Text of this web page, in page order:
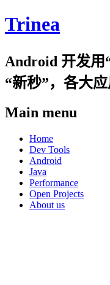
Trinea
Android 开发用
“新秒”，各大
Main menu
Skip
content
Home
Dev Tools
Android
Java
Performance
Open Projects
About us